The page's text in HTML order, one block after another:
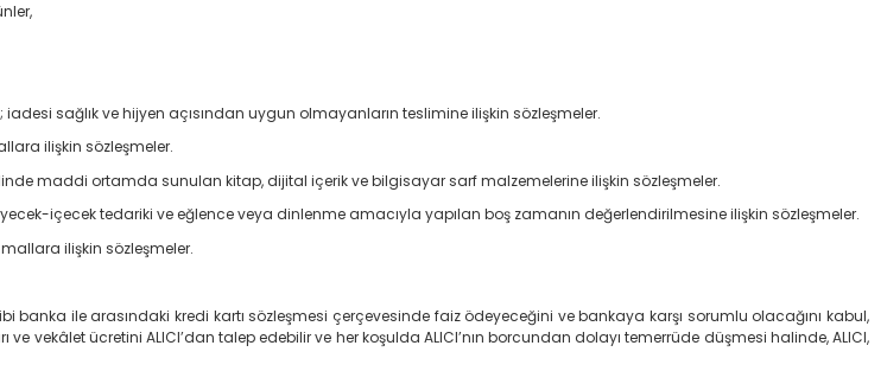
sağlık ve hijyen açısından uygun olmayanların teslimine ilişkin sözleşmeler.
ilişkin sözleşmeler.
maddi ortamda sunulan kitap, dijital içerik ve bilgisayar sarf malzemelerine ilişkin sözleşmeler.
içecek tedariki ve eğlence veya dinlenme amacıyla yapılan boş zamanın değerlendirilmesine ilişkin sözleşmeler.
ilişkin sözleşmeler.
banka ile arasındaki kredi kartı sözleşmesi çerçevesinde faiz ödeyeceğini ve bankaya karşı sorumlu olacağını kabul,
ücretini ALICI’dan talep edebilir ve her koşulda ALICI’nın borcundan dolayı temerrüde düşmesi halinde, ALICI,